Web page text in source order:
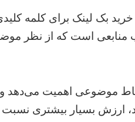
بک لینک برای کلمه
منابعی است که از نظر
موضوعی اهمیت می‌دهد
ارزش بسیار بیشتری نسبت